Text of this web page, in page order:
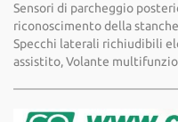
Sensori di parcheggio
riconoscimento della
Specchi laterali richiudibili
assistito, Volante